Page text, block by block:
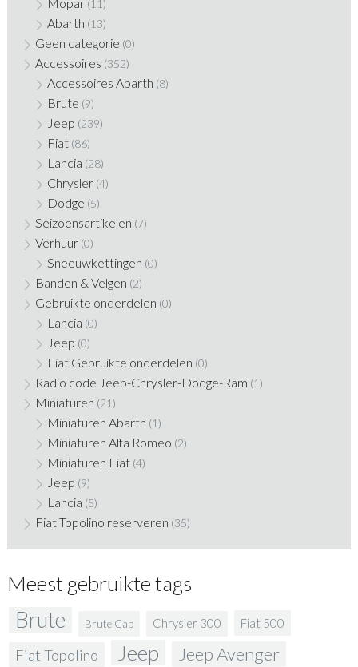
Mopar (11)
Abarth (13)
Geen categorie (0)
Accessoires (352)
Accessoires Abarth (8)
Brute (9)
Jeep (239)
Fiat (86)
Lancia (28)
Chrysler (4)
Dodge (5)
Seizoensartikelen (7)
Verhuur (0)
Sneeuwkettingen (0)
Banden & Velgen (2)
Gebruikte onderdelen (0)
Lancia (0)
Jeep (0)
Fiat Gebruikte onderdelen (0)
Radio code Jeep-Chrysler-Dodge-Ram (1)
Miniaturen (21)
Miniaturen Abarth (1)
Miniaturen Alfa Romeo (2)
Miniaturen Fiat (4)
Jeep (9)
Lancia (5)
Fiat Topolino reserveren (35)
Meest gebruikte tags
Brute Brute Cap Chrysler 300 Fiat 500
Fiat Topolino Jeep Jeep Avenger